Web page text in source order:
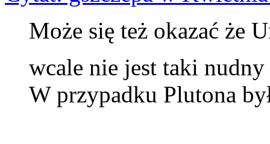
Może się też okazać że
wcale nie jest taki
W przypadku Plutona